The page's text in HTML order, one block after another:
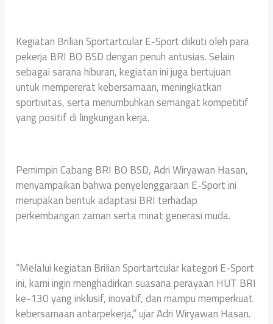
Kegiatan Brilian Sportartcular E-Sport diikuti oleh para
pekerja BRI BO BSD dengan penuh antusias. Selain
sebagai sarana hiburan, kegiatan ini juga bertujuan
untuk mempererat kebersamaan, meningkatkan
sportivitas, serta menumbuhkan semangat kompetitif
yang positif di lingkungan kerja.
Pemimpin Cabang BRI BO BSD, Adri Wiryawan Hasan,
menyampaikan bahwa penyelenggaraan E-Sport ini
merupakan bentuk adaptasi BRI terhadap
perkembangan zaman serta minat generasi muda.
“Melalui kegiatan Brilian Sportartcular kategori E-Sport
ini, kami ingin menghadirkan suasana perayaan HUT BRI
ke-130 yang inklusif, inovatif, dan mampu memperkuat
kebersamaan antarpekerja,” ujar Adri Wiryawan Hasan.